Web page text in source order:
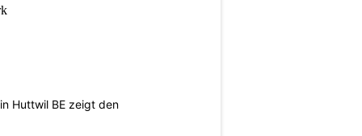
Huttwil BE zeigt den